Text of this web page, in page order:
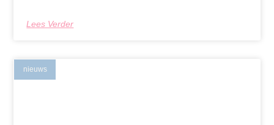
Lees Verder
nieuws